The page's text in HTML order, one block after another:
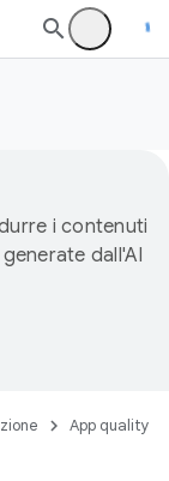
i contenuti
dall'AI
App quality